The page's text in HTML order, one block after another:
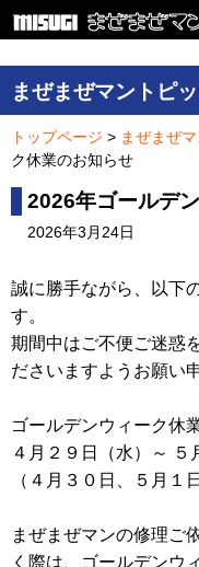
まぜまぜマントピ
トップページ > まぜまぜ
ク休業のお知らせ
2026年ゴールデ
2026年3月24日
誠に勝手ながら、以下
す。
期間中はご不便ご迷惑
ださいますようお願い
ゴールデンウィーク休
４月２９日（水）～ ５
（４月３０日、５月１
まぜまぜマンの修理ご
く際は、ゴールデンウ